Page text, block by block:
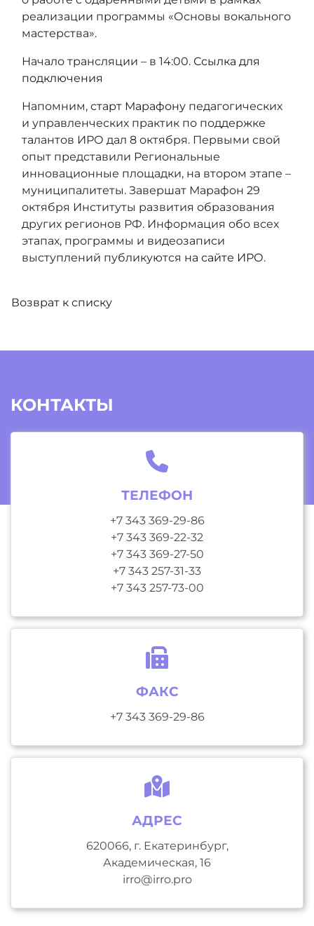
реализации программы «Основы вокального
мастерства».
Начало трансляции – в 14:00. Ссылка для
подключения
Напомним, старт Марафону педагогических
и управленческих практик по поддержке
талантов ИРО дал 8 октября. Первыми свой
опыт представили Региональные
инновационные площадки, на втором этапе –
муниципалитеты. Завершат Марафон 29
октября Институты развития образования
других регионов РФ. Информация обо всех
этапах, программы и видеозаписи
выступлений публикуются на сайте ИРО.
Возврат к списку
КОНТАКТЫ
ТЕЛЕФОН
+7 343 369-29-86
+7 343 369-22-32
+7 343 369-27-50
+7 343 257-31-33
+7 343 257-73-00
ФАКС
+7 343 369-29-86
АДРЕС
620066, г. Екатеринбург,
Академическая, 16
irro@irro.pro